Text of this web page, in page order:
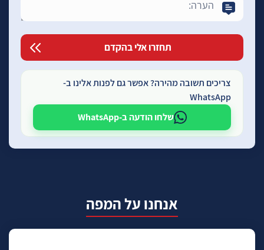
צריכים תשובה מהירה? אפשר גם לפנות אלינו ב-
WhatsApp
שלחו הודעה ב-WhatsApp
אנחנו על המפה